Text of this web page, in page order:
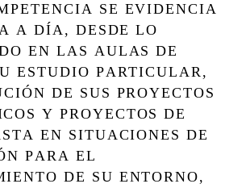
SE EVIDENCIA
A DÍA, DESDE LO
EN LAS AULAS DE
ESTUDIO PARTICULAR,
DE SUS PROYECTOS
Y PROYECTOS DE
EN SITUACIONES DE
PARA EL
DE SU ENTORNO,